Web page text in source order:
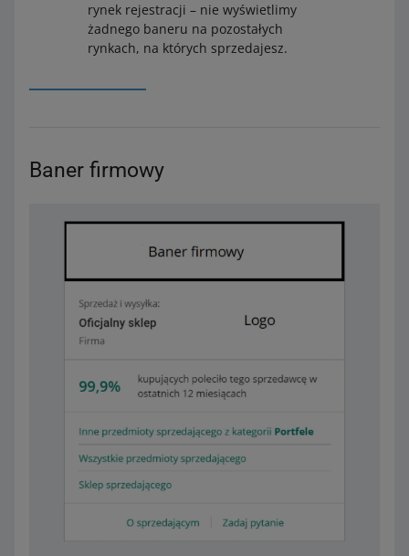
rynek rejestracji – nie wyświetlimy
żadnego baneru na pozostałych
rynkach, na których sprzedajesz.
Baner firmowy